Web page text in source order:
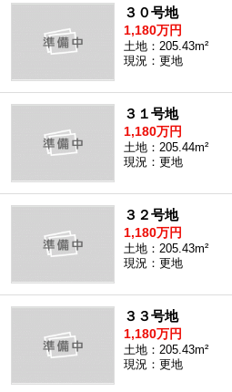
３０号地
1,180万円
土地：205.43m²
現況：更地
３１号地
1,180万円
土地：205.44m²
現況：更地
３２号地
1,180万円
土地：205.43m²
現況：更地
３３号地
1,180万円
土地：205.43m²
現況：更地